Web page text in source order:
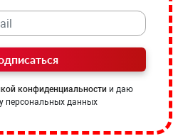
конфиденциальности и даю
персональных данных